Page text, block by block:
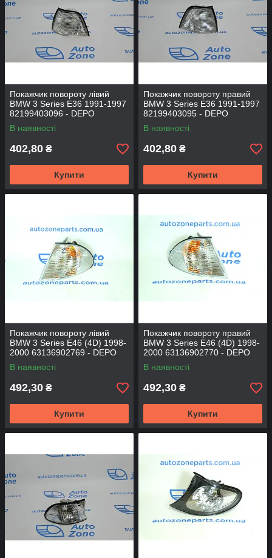
Покажчик повороту лівий
BMW 3 Series Е36 1991-1997
82199403096 - DEPO
В наявності
402,80 ₴
Купити
Покажчик повороту правий
BMW 3 Series Е36 1991-1997
82199403095 - DEPO
В наявності
402,80 ₴
Купити
Покажчик повороту лівий
BMW 3 Series E46 (4D) 1998-
2000 63136902769 - DEPO
В наявності
492,30 ₴
Купити
Покажчик повороту правий
BMW 3 Series E46 (4D) 1998-
2000 63136902770 - DEPO
В наявності
492,30 ₴
Купити